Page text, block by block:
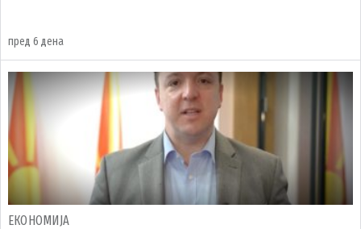
пред 6 дена
ЕКОНОМИЈА